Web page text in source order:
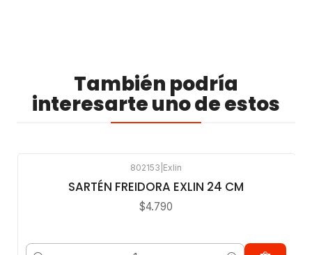
También podría
interesarte uno de estos
802153 Exlin
SARTÉN FREIDORA EXLIN 24 CM
$4.790